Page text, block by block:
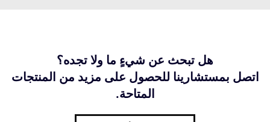
هل تبحث عن شيءٍ ما ولا تجده؟
اتصل بمستشارينا للحصول على مزيد من المنتجات
المتاحة.